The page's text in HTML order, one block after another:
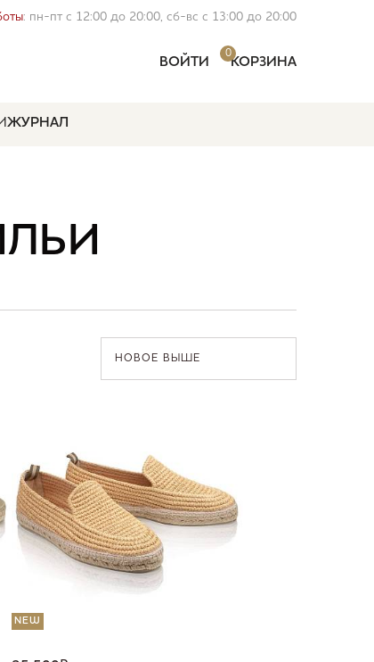
: пн-пт с 12:00 до 20:00, сб-вс с 13:00 до 20:00
ВОЙТИ
0
КОРЗИНА
ЖУРНАЛ
НОВОЕ ВЫШЕ
NEW